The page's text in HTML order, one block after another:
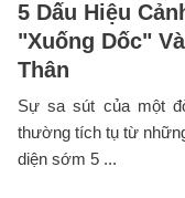
5 Dấu Hiệu
"Xuống Dốc"
Thân
Sự sa sút của một
thường tích tụ từ
diện sớm 5 ...